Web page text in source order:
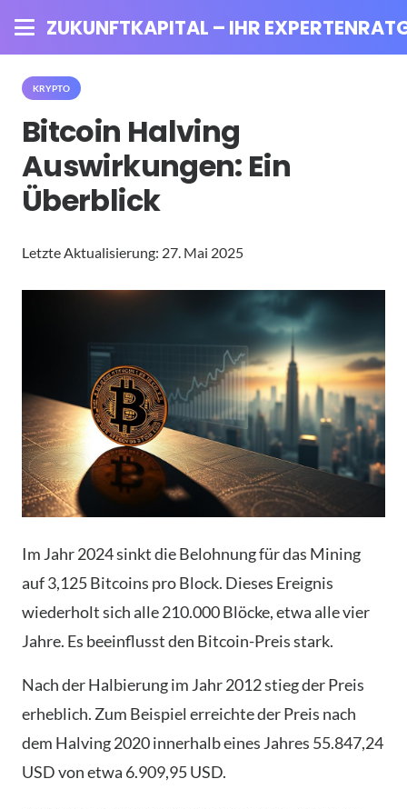
ZUKUNFTKAPITAL – IHR
KRYPTO
Bitcoin Halving
Auswirkungen: Ein
Überblick
Letzte Aktualisierung: 27. Mai 2025
Im Jahr 2024 sinkt die Belohnung für das Mining
auf 3,125 Bitcoins pro Block. Dieses Ereignis
wiederholt sich alle 210.000 Blöcke, etwa alle vier
Jahre. Es beeinflusst den Bitcoin-Preis stark.
Nach der Halbierung im Jahr 2012 stieg der Preis
erheblich. Zum Beispiel erreichte der Preis nach
dem Halving 2020 innerhalb eines Jahres 55.847,24
USD von etwa 6.909,95 USD.